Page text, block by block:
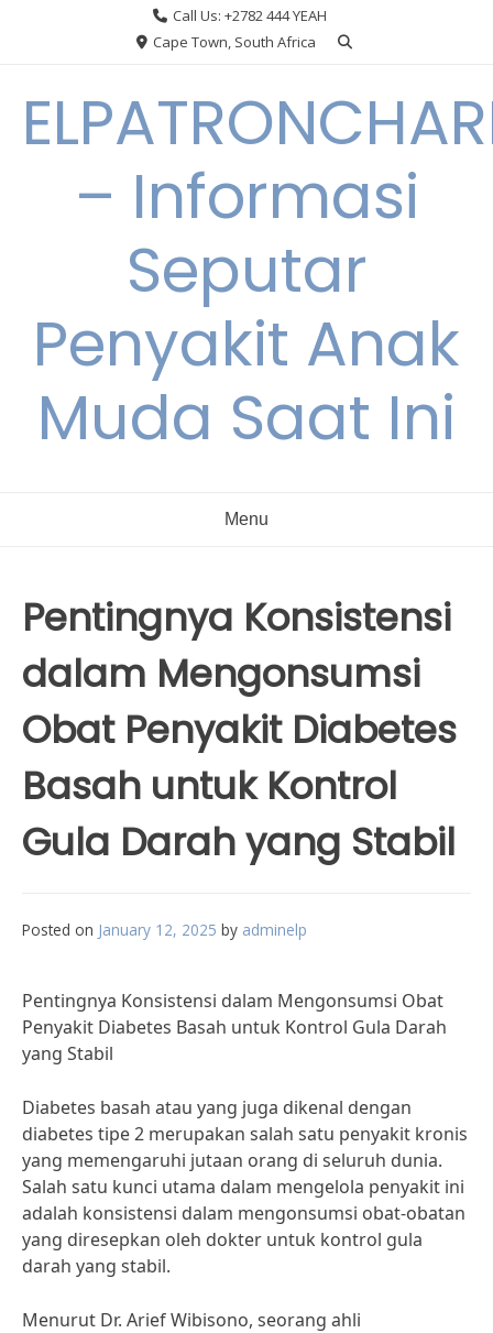
Call Us: +2782 444 YEAH
Cape Town, South Africa
– Informasi
Seputar
Penyakit Anak
Muda Saat Ini
Menu
Pentingnya Konsistensi
dalam Mengonsumsi
Obat Penyakit Diabetes
Basah untuk Kontrol
Gula Darah yang Stabil
Posted on January 12, 2025 by adminelp
Pentingnya Konsistensi dalam Mengonsumsi Obat
Penyakit Diabetes Basah untuk Kontrol Gula Darah
yang Stabil
Diabetes basah atau yang juga dikenal dengan
diabetes tipe 2 merupakan salah satu penyakit kronis
yang memengaruhi jutaan orang di seluruh dunia.
Salah satu kunci utama dalam mengelola penyakit ini
adalah konsistensi dalam mengonsumsi obat-obatan
yang diresepkan oleh dokter untuk kontrol gula
darah yang stabil.
Menurut Dr. Arief Wibisono, seorang ahli